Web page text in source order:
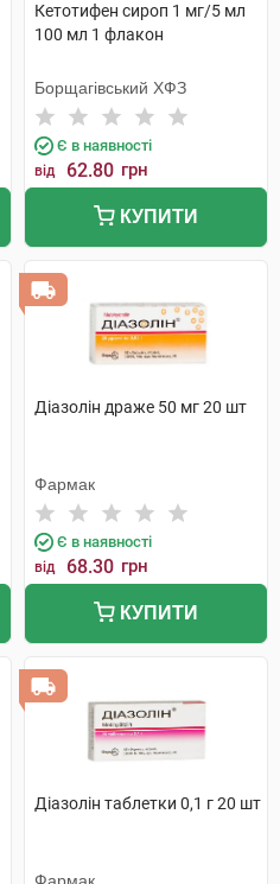
Кетотифен сироп 1 мг/5 мл
100 мл 1 флакон
Борщагівський ХФЗ
Є в наявності
від 62.80 грн
КУПИТИ
Діазолін драже 50 мг 20 шт
Фармак
Є в наявності
від 68.30 грн
КУПИТИ
Діазолін таблетки 0,1 г 20 шт